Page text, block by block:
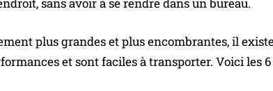
plus grandes et plus encombrantes, il
et sont faciles à transporter. Voici les